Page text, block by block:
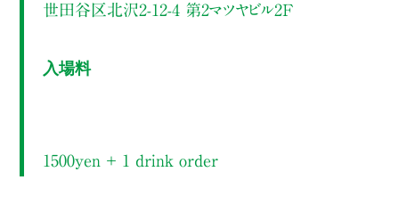
世田谷区北沢2-12-4 第2マツヤビル2F
入場料
1500yen ＋ 1 drink order